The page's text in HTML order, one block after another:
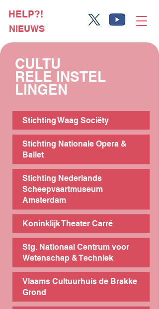
HELP?!
NIEUWS
CULTU
RELE INSTEL
LINGEN
Stichting Waag Sociëty
Stichting Nationale Opera &
Ballet
Stichting Nederlands
Scheepvaartmuseum
Amsterdam
Koninklijk Theater Carré
Stg. Nationaal Centrum voor
Wetenschap & Techniek
Vlaams Cultuurhuis de Brakke
Grond